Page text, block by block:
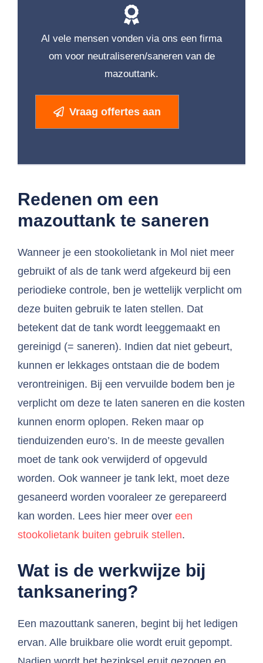
Al vele mensen vonden via ons een firma
om voor neutraliseren/saneren van de
mazouttank.
Vraag offertes aan
Redenen om een
mazouttank te saneren
Wanneer je een stookolietank in Mol niet meer
gebruikt of als de tank werd afgekeurd bij een
periodieke controle, ben je wettelijk verplicht om
deze buiten gebruik te laten stellen. Dat
betekent dat de tank wordt leeggemaakt en
gereinigd (= saneren). Indien dat niet gebeurt,
kunnen er lekkages ontstaan die de bodem
verontreinigen. Bij een vervuilde bodem ben je
verplicht om deze te laten saneren en die kosten
kunnen enorm oplopen. Reken maar op
tienduizenden euro’s. In de meeste gevallen
moet de tank ook verwijderd of opgevuld
worden. Ook wanneer je tank lekt, moet deze
gesaneerd worden vooraleer ze gerepareerd
kan worden. Lees hier meer over een
stookolietank buiten gebruik stellen.
Wat is de werkwijze bij
tanksanering?
Een mazouttank saneren, begint bij het ledigen
ervan. Alle bruikbare olie wordt eruit gepompt.